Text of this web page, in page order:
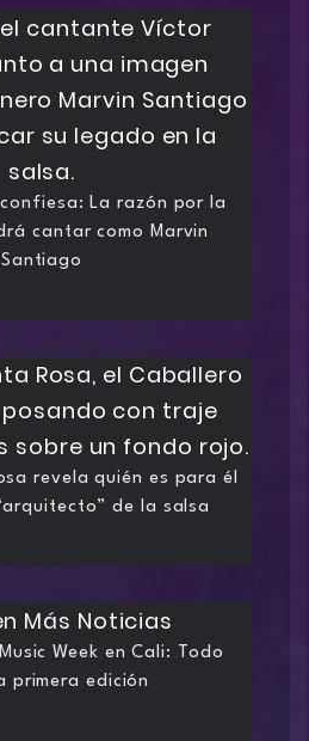
La razón por la
cantar como Marvin
Santiago
revela quién es para él
de la salsa
Week en Cali: Todo
primera edición